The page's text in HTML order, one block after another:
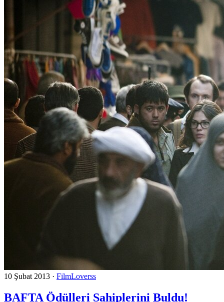
10 Şubat 2013 · FilmLoverss
BAFTA Ödülleri Sahiplerini Buldu!